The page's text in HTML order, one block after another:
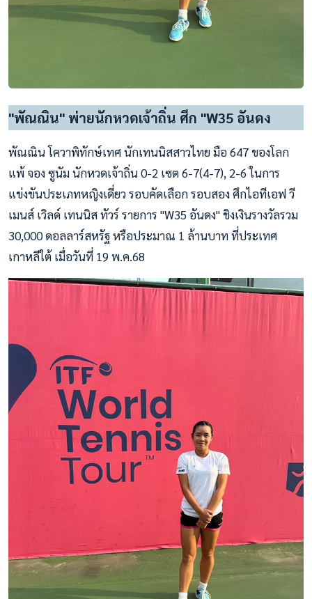
"พัณณิน" พ่ายนักหวดเจ้าถิ่น ศึก "W35 อันดง
พัณณิน โควาพิทักษ์เทศ นักเทนนิสสาวไทย มือ 647 ของโลก
แพ้ จอง ซูนัม นักหวดเจ้าถิ่น 0-2 เซต 6-7(4-7), 2-6 ในการ
แข่งขันประเภทหญิงเดี่ยว รอบคัดเลือก รอบสอง ศึกไอทีเอฟ วี
เมนส์ เวิลด์ เทนนิส ทัวร์ รายการ "W35 อันดง" ชิงเงินรางวัลรวม
30,000 ดอลลาร์สหรัฐ หรือประมาณ 1 ล้านบาท ที่ประเทศ
เกาหลีใต้ เมื่อวันที่ 19 พ.ค.68